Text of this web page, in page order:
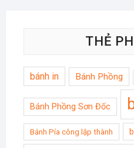
THẺ
bánh in Bánh Phồng
Bánh Phồng Sơn Đốc
Bánh Pía công lập thành